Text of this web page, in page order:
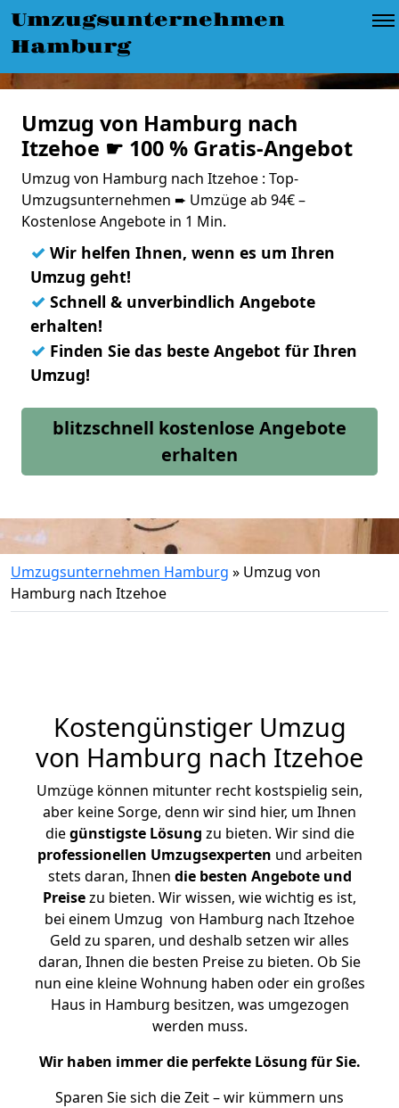
Umzugsunternehmen
Hamburg
Umzug von Hamburg nach
Itzehoe ☛ 100 % Gratis-Angebot
Umzug von Hamburg nach Itzehoe : Top-
Umzugsunternehmen ➨ Umzüge ab 94€ –
Kostenlose Angebote in 1 Min.
✓ Wir helfen Ihnen, wenn es um Ihren
Umzug geht!
✓ Schnell & unverbindlich Angebote
erhalten!
✓ Finden Sie das beste Angebot für Ihren
Umzug!
blitzschnell kostenlose Angebote
erhalten
Umzugsunternehmen Hamburg » Umzug von
Hamburg nach Itzehoe
Kostengünstiger Umzug
von Hamburg nach Itzehoe
Umzüge können mitunter recht kostspielig sein,
aber keine Sorge, denn wir sind hier, um Ihnen
diegünstigste Lösung zu bieten. Wir sind die
professionellen Umzugsexperten und arbeiten
stets daran, Ihnen die besten Angebote und
Preisezu bieten. Wir wissen, wie wichtig es ist,
bei einem Umzug von Hamburg nach Itzehoe
Geld zu sparen, und deshalb setzen wir alles
daran, Ihnen die besten Preise zu bieten. Ob Sie
nun eine kleine Wohnung haben oder ein großes
Haus in Hamburg besitzen, was umgezogen
werden muss.
Wir haben immer die perfekte Lösung für Sie.
Sparen Sie sich die Zeit – wir kümmern uns